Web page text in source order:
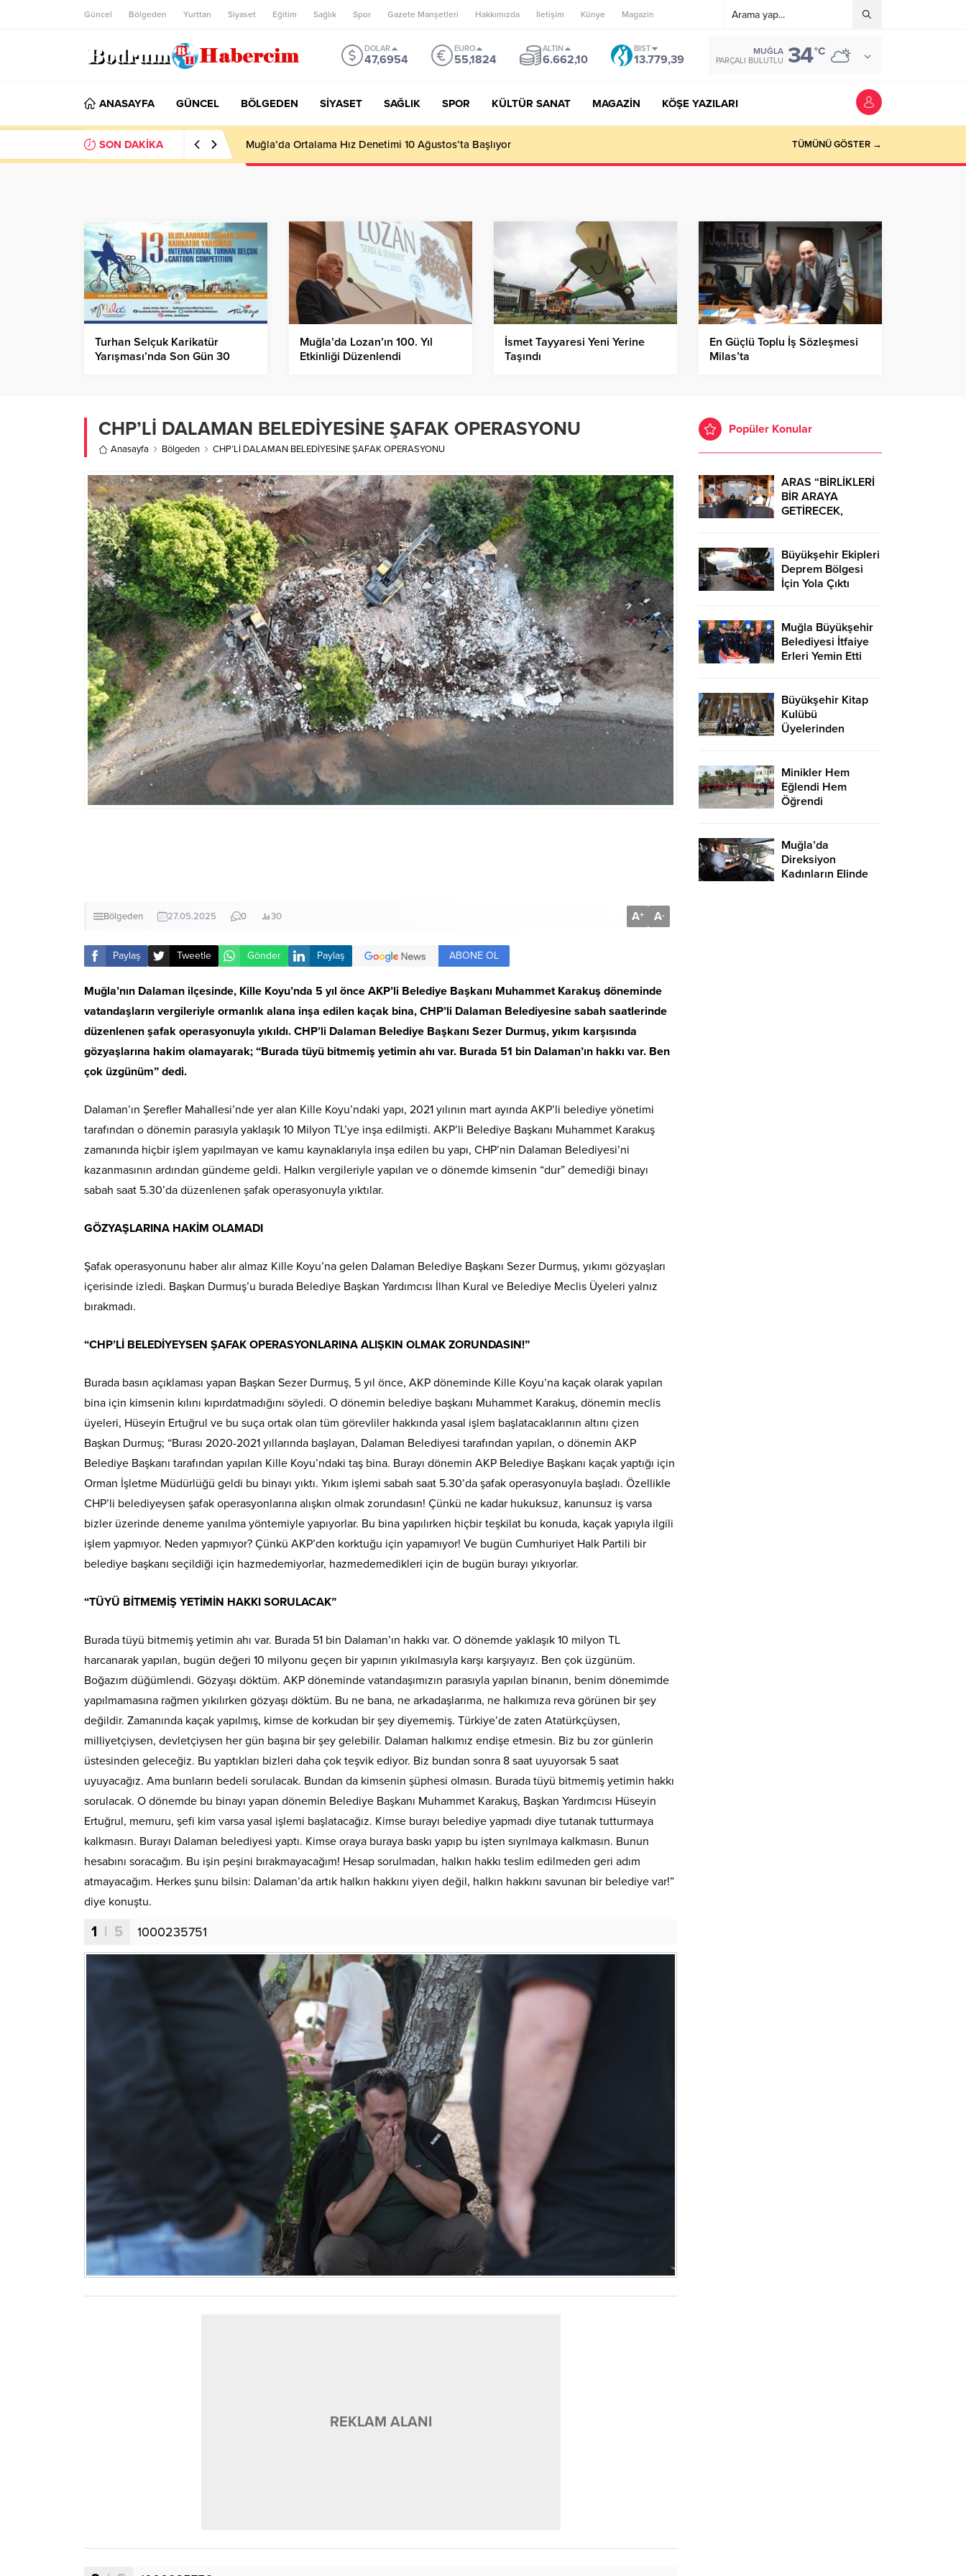
Güncel Bölgeden Yurttan Siyaset Eğitim Sağlık Spor Gazete Manşetleri Hakkımızda İletişim Künye Magazin
DOLAR
47,6954
EURO
55,1824
ALTIN
6.662,10
BIST
13.779,39
MUĞLA
PARÇALI BULUTLU 34°C
ANASAYFA GÜNCEL BÖLGEDEN SİYASET SAĞLIK SPOR KÜLTÜR SANAT MAGAZİN KÖŞE YAZILARI
SON DAKİKA Ankara; “Bodrum’un misyonu, mottosu, vizyonu; genç oyuncuları parlatıp onlara kariyer kazandırmak” TÜMÜNÜ GÖSTER →
Turhan Selçuk Karikatür
Yarışması’nda Son Gün 30
Muğla’da Lozan’ın 100. Yıl
Etkinliği Düzenlendi
İsmet Tayyaresi Yeni Yerine
Taşındı
En Güçlü Toplu İş Sözleşmesi
Milas’ta
CHP’Lİ DALAMAN BELEDİYESİNE ŞAFAK OPERASYONU
Anasayfa Bölgeden CHP’Lİ DALAMAN BELEDİYESİNE ŞAFAK OPERASYONU
Bölgeden 27.05.2025 0 30 A+ A-
Paylaş Tweetle Gönder Paylaş ABONE OL
Muğla’nın Dalaman ilçesinde, Kille Koyu’nda 5 yıl önce AKP’li Belediye Başkanı Muhammet Karakuş döneminde
vatandaşların vergileriyle ormanlık alana inşa edilen kaçak bina, CHP’li Dalaman Belediyesine sabah saatlerinde
düzenlenen şafak operasyonuyla yıkıldı. CHP’li Dalaman Belediye Başkanı Sezer Durmuş, yıkım karşısında
gözyaşlarına hakim olamayarak; “Burada tüyü bitmemiş yetimin ahı var. Burada 51 bin Dalaman’ın hakkı var. Ben
çok üzgünüm” dedi.
Dalaman’ın Şerefler Mahallesi’nde yer alan Kille Koyu’ndaki yapı, 2021 yılının mart ayında AKP’li belediye yönetimi
tarafından o dönemin parasıyla yaklaşık 10 Milyon TL’ye inşa edilmişti. AKP’li Belediye Başkanı Muhammet Karakuş
zamanında hiçbir işlem yapılmayan ve kamu kaynaklarıyla inşa edilen bu yapı, CHP’nin Dalaman Belediyesi’ni
kazanmasının ardından gündeme geldi. Halkın vergileriyle yapılan ve o dönemde kimsenin “dur” demediği binayı
sabah saat 5.30’da düzenlenen şafak operasyonuyla yıktılar.
GÖZYAŞLARINA HAKİM OLAMADI
Şafak operasyonunu haber alır almaz Kille Koyu’na gelen Dalaman Belediye Başkanı Sezer Durmuş, yıkımı gözyaşları
içerisinde izledi. Başkan Durmuş’u burada Belediye Başkan Yardımcısı İlhan Kural ve Belediye Meclis Üyeleri yalnız
bırakmadı.
“CHP’Lİ BELEDİYEYSEN ŞAFAK OPERASYONLARINA ALIŞKIN OLMAK ZORUNDASIN!”
Burada basın açıklaması yapan Başkan Sezer Durmuş, 5 yıl önce, AKP döneminde Kille Koyu’na kaçak olarak yapılan
bina için kimsenin kılını kıpırdatmadığını söyledi. O dönemin belediye başkanı Muhammet Karakuş, dönemin meclis
üyeleri, Hüseyin Ertuğrul ve bu suça ortak olan tüm görevliler hakkında yasal işlem başlatacaklarının altını çizen
Başkan Durmuş; “Burası 2020-2021 yıllarında başlayan, Dalaman Belediyesi tarafından yapılan, o dönemin AKP
Belediye Başkanı tarafından yapılan Kille Koyu’ndaki taş bina. Burayı dönemin AKP Belediye Başkanı kaçak yaptığı için
Orman İşletme Müdürlüğü geldi bu binayı yıktı. Yıkım işlemi sabah saat 5.30’da şafak operasyonuyla başladı. Özellikle
CHP’li belediyeysen şafak operasyonlarına alışkın olmak zorundasın! Çünkü ne kadar hukuksuz, kanunsuz iş varsa
bizler üzerinde deneme yanılma yöntemiyle yapıyorlar. Bu bina yapılırken hiçbir teşkilat bu konuda, kaçak yapıyla ilgili
işlem yapmıyor. Neden yapmıyor? Çünkü AKP’den korktuğu için yapamıyor! Ve bugün Cumhuriyet Halk Partili bir
belediye başkanı seçildiği için hazmedemiyorlar, hazmedemedikleri için de bugün burayı yıkıyorlar.
“TÜYÜ BİTMEMİŞ YETİMİN HAKKI SORULACAK”
Burada tüyü bitmemiş yetimin ahı var. Burada 51 bin Dalaman’ın hakkı var. O dönemde yaklaşık 10 milyon TL
harcanarak yapılan, bugün değeri 10 milyonu geçen bir yapının yıkılmasıyla karşı karşıyayız. Ben çok üzgünüm.
Boğazım düğümlendi. Gözyaşı döktüm. AKP döneminde vatandaşımızın parasıyla yapılan binanın, benim dönemimde
yapılmamasına rağmen yıkılırken gözyaşı döktüm. Bu ne bana, ne arkadaşlarıma, ne halkımıza reva görünen bir şey
değildir. Zamanında kaçak yapılmış, kimse de korkudan bir şey diyememiş. Türkiye’de zaten Atatürkçüysen,
milliyetçiysen, devletçiysen her gün başına bir şey gelebilir. Dalaman halkımız endişe etmesin. Biz bu zor günlerin
üstesinden geleceğiz. Bu yaptıkları bizleri daha çok teşvik ediyor. Biz bundan sonra 8 saat uyuyorsak 5 saat
uyuyacağız. Ama bunların bedeli sorulacak. Bundan da kimsenin şüphesi olmasın. Burada tüyü bitmemiş yetimin hakkı
sorulacak. O dönemde bu binayı yapan dönemin Belediye Başkanı Muhammet Karakuş, Başkan Yardımcısı Hüseyin
Ertuğrul, memuru, şefi kim varsa yasal işlemi başlatacağız. Kimse burayı belediye yapmadı diye tutanak tutturmaya
kalkmasın. Burayı Dalaman belediyesi yaptı. Kimse oraya buraya baskı yapıp bu işten sıyrılmaya kalkmasın. Bunun
hesabını soracağım. Bu işin peşini bırakmayacağım! Hesap sorulmadan, halkın hakkı teslim edilmeden geri adım
atmayacağım. Herkes şunu bilsin: Dalaman’da artık halkın hakkını yiyen değil, halkın hakkını savunan bir belediye var!”
diye konuştu.
1 | 5 1000235751
REKLAM ALANI
Popüler Konular
ARAS “BİRLİKLERİ
BİR ARAYA
GETİRECEK,
Büyükşehir Ekipleri
Deprem Bölgesi
İçin Yola Çıktı
Muğla Büyükşehir
Belediyesi İtfaiye
Erleri Yemin Etti
Büyükşehir Kitap
Kulübü
Üyelerinden
Ziyaret
Minikler Hem
Eğlendi Hem
Öğrendi
Muğla’da
Direksiyon
Kadınların Elinde